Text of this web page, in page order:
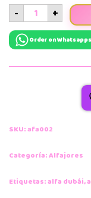
- +
Order on Whatsapps
SKU:afa002
Categoría:Alfajores
Etiquetas:alfa dubái,